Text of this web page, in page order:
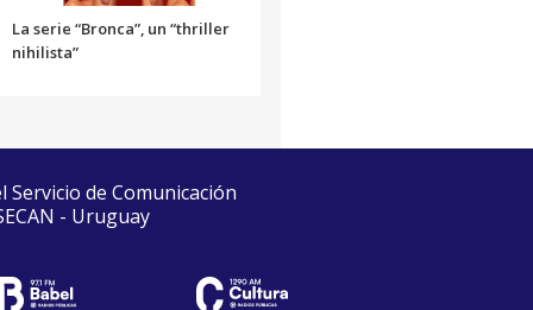
La serie “Bronca”, un “thriller
nihilista”
de Comunicación
- Uruguay